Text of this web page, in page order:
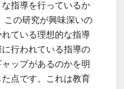
指導を行っているか
この研究が興味深いの
ている理想的な指導
行われている指導の
ップがあるのかを明
点です。これは教育